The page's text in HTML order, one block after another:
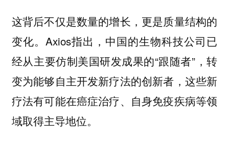
这背后不仅是数量的增长，更是质量结构的
变化。Axios指出，中国的生物科技公司已
经从主要仿制美国研发成果的“跟随者”，转
变为能够自主开发新疗法的创新者，这些新
疗法有可能在癌症治疗、自身免疫疾病等领
域取得主导地位。